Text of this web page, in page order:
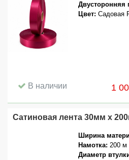
Двусторонняя
Цвет: Садовая
В наличии 1
Сатиновая лента 30мм x
Ширина
Намотка: 200 м
Диаметр